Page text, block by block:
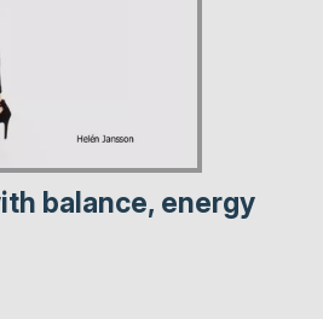
balance, energy